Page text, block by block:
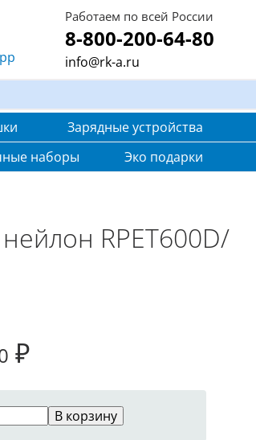
Работаем по всей России
8-800-200-64-80
info@rk-a.ru
Зарядные устройства
наборы Эко подарки
RPET600D/
₽
В корзину